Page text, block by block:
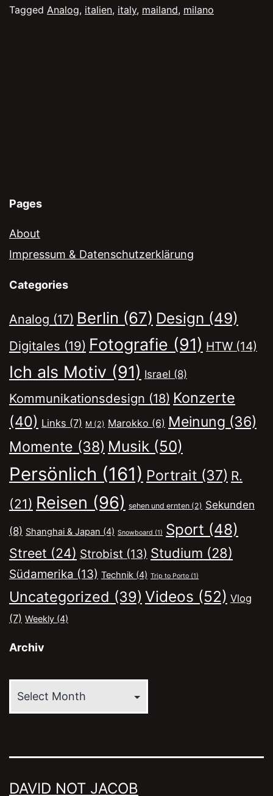
Tagged Analog, italien, italy, mailand, milano
Pages
About
Impressum & Datenschutzerklärung
Categories
Analog (17) Berlin (67) Design (49)
Digitales (19) Fotografie (91) HTW (14)
Ich als Motiv (91) Israel (8)
Kommunikationsdesign (18) Konzerte
(40) Links (7) M (2) Marokko (6) Meinung (36)
Momente (38) Musik (50)
Persönlich (161) Portrait (37) R.
(21) Reisen (96) sehen und ernten (2) Sekunden
(8) Shanghai & Japan (4) Snowboard (1) Sport (48)
Street (24) Strobist (13) Studium (28)
Südamerika (13) Technik (4) Trip to Porto (1)
Uncategorized (39) Videos (52) Vlog
(7) Weekly (4)
Archiv
DAVID NOT JACOB